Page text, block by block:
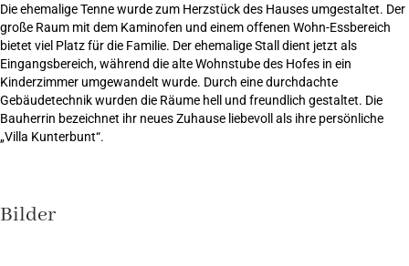
Die ehemalige Tenne wurde zum Herzstück des Hauses umgestaltet. Der
große Raum mit dem Kaminofen und einem offenen Wohn-Essbereich
bietet viel Platz für die Familie. Der ehemalige Stall dient jetzt als
Eingangsbereich, während die alte Wohnstube des Hofes in ein
Kinderzimmer umgewandelt wurde. Durch eine durchdachte
Gebäudetechnik wurden die Räume hell und freundlich gestaltet. Die
Bauherrin bezeichnet ihr neues Zuhause liebevoll als ihre persönliche
„Villa Kunterbunt“.
Bilder